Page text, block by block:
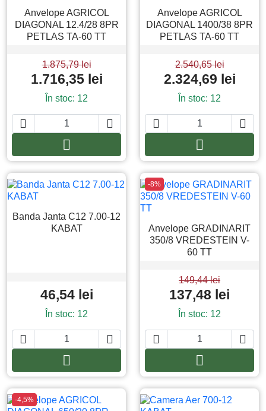
Anvelope AGRICOL
DIAGONAL 12.4/28 8PR
PETLAS TA-60 TT
1.716,35 lei
1.875,79 lei
În stoc: 12
 

Anvelope AGRICOL
DIAGONAL 1400/38 8PR
PETLAS TA-60 TT
2.324,69 lei
2.540,65 lei
În stoc: 12
 

Banda Janta C12 7.00-12
KABAT
46,54 lei
În stoc: 12
 

-8%
Anvelope GRADINARIT
350/8 VREDESTEIN V-
60 TT
137,48 lei
149,44 lei
În stoc: 12
 

-4,5%